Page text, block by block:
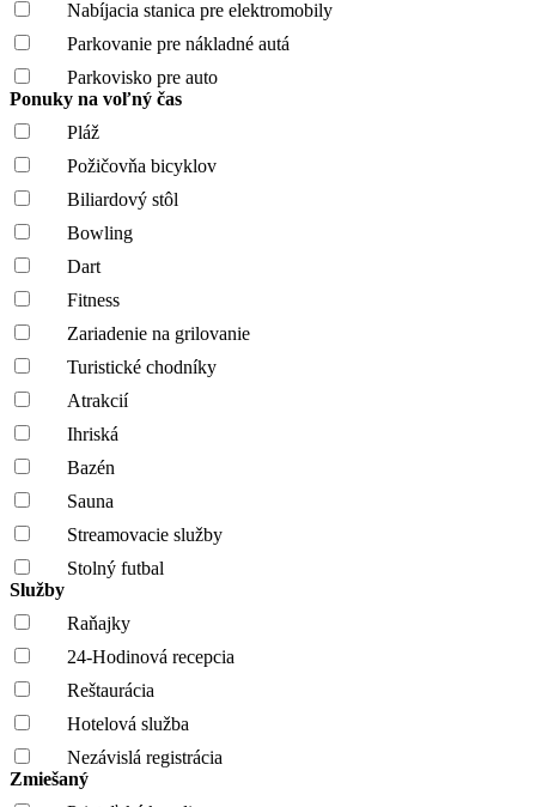
Nabíjacia stanica pre elektromobily
Parkovanie pre nákladné autá
Parkovisko pre auto
Ponuky na voľný čas
Pláž
Požičovňa bicyklov
Biliardový stôl
Bowling
Dart
Fitness
Zariadenie na grilovanie
Turistické chodníky
Atrakcií
Ihriská
Bazén
Sauna
Streamovacie služby
Stolný futbal
Služby
Raňajky
24-Hodinová recepcia
Reštaurácia
Hotelová služba
Nezávislá registrácia
Zmiešaný